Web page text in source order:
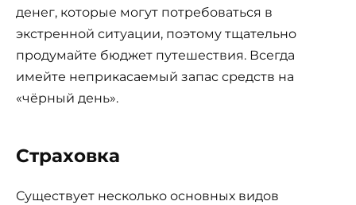
денег, которые могут потребоваться в
экстренной ситуации, поэтому тщательно
продумайте бюджет путешествия. Всегда
имейте неприкасаемый запас средств на
«чёрный день».
Страховка
Существует несколько основных видов